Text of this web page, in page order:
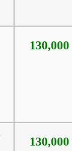
130,000
130,000